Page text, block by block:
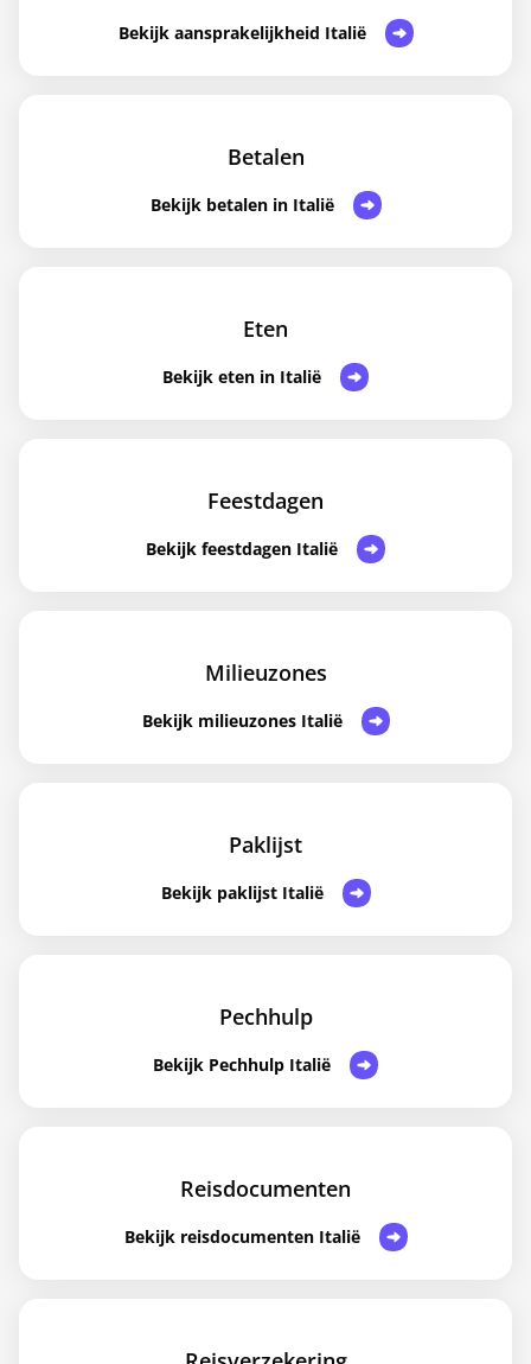
Bekijk aansprakelijkheid Italië
Betalen
Bekijk betalen in Italië
Eten
Bekijk eten in Italië
Feestdagen
Bekijk feestdagen Italië
Milieuzones
Bekijk milieuzones Italië
Paklijst
Bekijk paklijst Italië
Pechhulp
Bekijk Pechhulp Italië
Reisdocumenten
Bekijk reisdocumenten Italië